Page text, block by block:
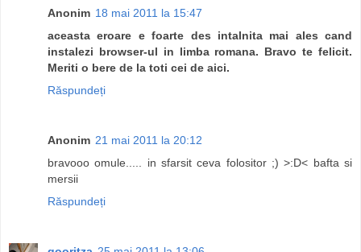
Anonim 18 mai 2011 la 15:47
aceasta eroare e foarte des intalnita mai ales cand
instalezi browser-ul in limba romana. Bravo te felicit.
Meriti o bere de la toti cei de aici.
Răspundeți
Anonim 21 mai 2011 la 20:12
bravooo omule..... in sfarsit ceva folositor ;) >:D< bafta si
mersii
Răspundeți